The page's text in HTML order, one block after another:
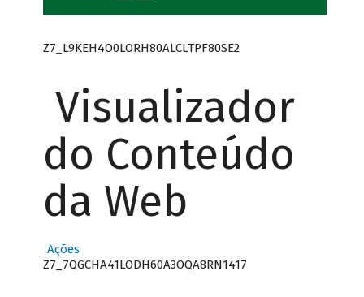
Z7_L9KEH4O0LORH80ALCLTPF80SE2
Visualizador
do Conteúdo
da Web
Ações
Z7_7QGCHA41LODH60A3OQA8RN1417